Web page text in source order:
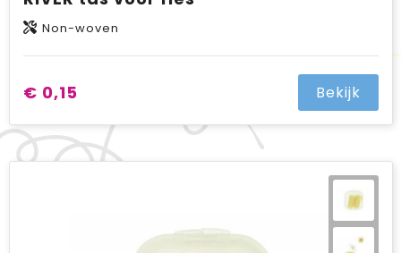
Non-woven
€ 0,15 Bekijk